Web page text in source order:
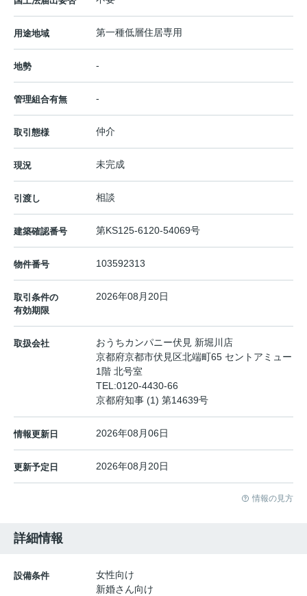
用途地域 第一種低層住居専用
地勢 -
管理組合有無 -
取引態様 仲介
現況 未完成
引渡し 相談
建築確認番号 第KS125-6120-54069号
物件番号 103592313
取引条件の
有効期限
2026年08月20日
取扱会社
おうちカンパニー伏見 新堀川店
京都府京都市伏見区北端町65 セントアミュー
1階 北号室
TEL:0120-4430-66
京都府知事 (1) 第14639号
情報更新日 2026年08月06日
更新予定日 2026年08月20日
情報の見方
詳細情報
設備条件
女性向け
新婚さん向け